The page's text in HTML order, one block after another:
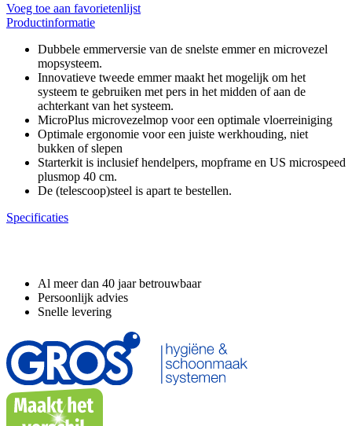
Voeg toe aan favorietenlijst
Productinformatie
Dubbele emmerversie van de snelste emmer en microvezel
mopsysteem.
Innovatieve tweede emmer maakt het mogelijk om het
systeem te gebruiken met pers in het midden of aan de
achterkant van het systeem.
MicroPlus microvezelmop voor een optimale vloerreiniging
Optimale ergonomie voor een juiste werkhouding, niet
bukken of slepen
Starterkit is inclusief hendelpers, mopframe en US microspeed
plusmop 40 cm.
De (telescoop)steel is apart te bestellen.
Specificaties
Al meer dan 40 jaar betrouwbaar
Persoonlijk advies
Snelle levering